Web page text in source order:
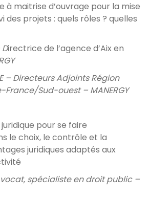
à maitrise d’ouvrage pour la mise
des projets : quels rôles ? quelles
irectrice de l’agence d’Aix en
– Directeurs Adjoints Région
France/Sud-ouest – MANERGY
pour se faire
le choix, le contrôle et la
juridiques adaptés aux
spécialiste en droit public –